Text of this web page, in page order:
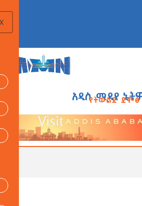
አዲስ ሚዲያ
የትውልድ ድምፅ